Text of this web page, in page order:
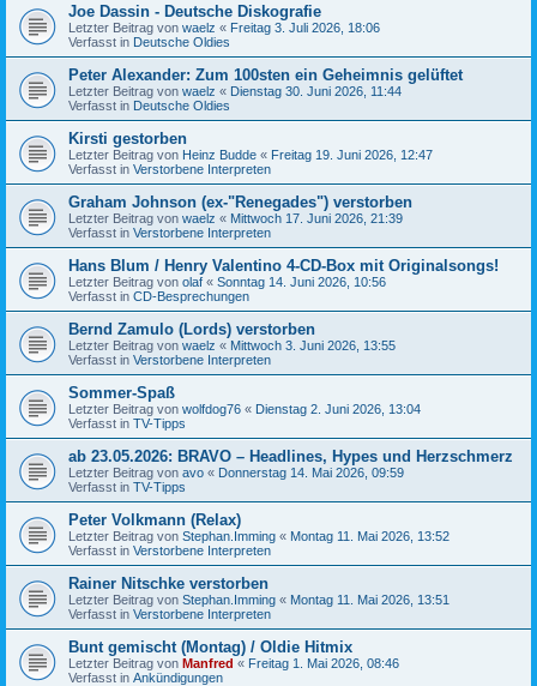
Joe Dassin - Deutsche Diskografie
Letzter Beitrag von waelz « Freitag 3. Juli 2026, 18:06
Verfasst in Deutsche Oldies
Peter Alexander: Zum 100sten ein Geheimnis gelüftet
Letzter Beitrag von waelz « Dienstag 30. Juni 2026, 11:44
Verfasst in Deutsche Oldies
Kirsti gestorben
Letzter Beitrag von Heinz Budde « Freitag 19. Juni 2026, 12:47
Verfasst in Verstorbene Interpreten
Graham Johnson (ex-"Renegades") verstorben
Letzter Beitrag von waelz « Mittwoch 17. Juni 2026, 21:39
Verfasst in Verstorbene Interpreten
Hans Blum / Henry Valentino 4-CD-Box mit Originalsongs!
Letzter Beitrag von olaf « Sonntag 14. Juni 2026, 10:56
Verfasst in CD-Besprechungen
Bernd Zamulo (Lords) verstorben
Letzter Beitrag von waelz « Mittwoch 3. Juni 2026, 13:55
Verfasst in Verstorbene Interpreten
Sommer-Spaß
Letzter Beitrag von wolfdog76 « Dienstag 2. Juni 2026, 13:04
Verfasst in TV-Tipps
ab 23.05.2026: BRAVO – Headlines, Hypes und Herzschmerz
Letzter Beitrag von avo « Donnerstag 14. Mai 2026, 09:59
Verfasst in TV-Tipps
Peter Volkmann (Relax)
Letzter Beitrag von Stephan.Imming « Montag 11. Mai 2026, 13:52
Verfasst in Verstorbene Interpreten
Rainer Nitschke verstorben
Letzter Beitrag von Stephan.Imming « Montag 11. Mai 2026, 13:51
Verfasst in Verstorbene Interpreten
Bunt gemischt (Montag) / Oldie Hitmix
Letzter Beitrag von Manfred « Freitag 1. Mai 2026, 08:46
Verfasst in Ankündigungen